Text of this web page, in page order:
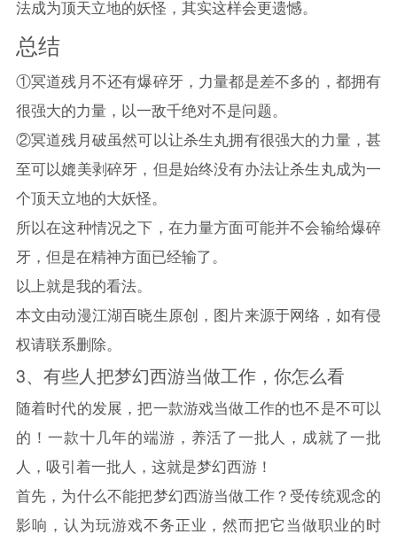
法成为顶天立地的妖怪，其实这样会更遗憾。
总结
①冥道残月不还有爆碎牙，力量都是差不多的，都拥有
很强大的力量，以一敌千绝对不是问题。
②冥道残月破虽然可以让杀生丸拥有很强大的力量，甚
至可以媲美剥碎牙，但是始终没有办法让杀生丸成为一
个顶天立地的大妖怪。
所以在这种情况之下，在力量方面可能并不会输给爆碎
牙，但是在精神方面已经输了。
以上就是我的看法。
本文由动漫江湖百晓生原创，图片来源于网络，如有侵
权请联系删除。
3、 有些人把梦幻西游当做工作，你怎么看
随着时代的发展，把一款游戏当做工作的也不是不可以
的！一款十几年的端游，养活了一批人，成就了一批
人，吸引着一批人，这就是梦幻西游！
首先，为什么不能把梦幻西游当做工作？受传统观念的
影响，认为玩游戏不务正业，然而把它当做职业的时